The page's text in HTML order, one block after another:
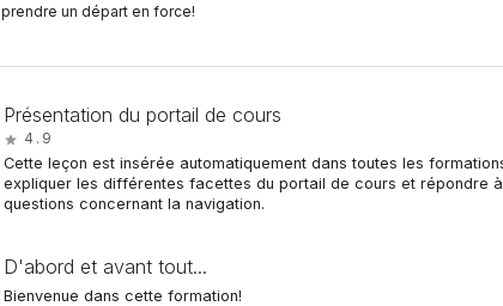
prendre un départ en force!
Présentation du portail de cours
4.9
Cette leçon est insérée automatiquement dans toutes les
expliquer les différentes facettes du portail de cours et répondre
questions concernant la navigation.
D'abord et avant tout...
Bienvenue dans cette formation!